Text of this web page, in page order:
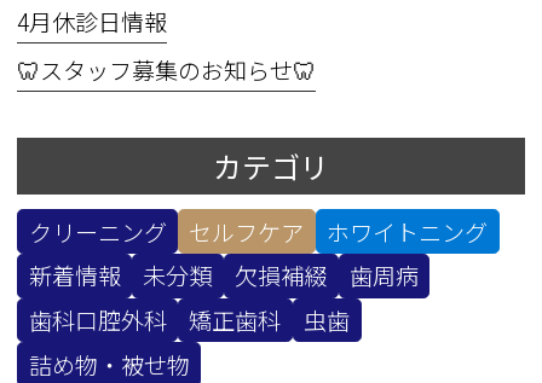
4月休診日情報
🦷スタッフ募集のお知らせ🦷
カテゴリ
クリーニング セルフケア
ホワイトニング
新着情報
未分類 欠損補綴
歯周病
歯科口腔外科
矯正歯科
虫歯
詰め物・被せ物